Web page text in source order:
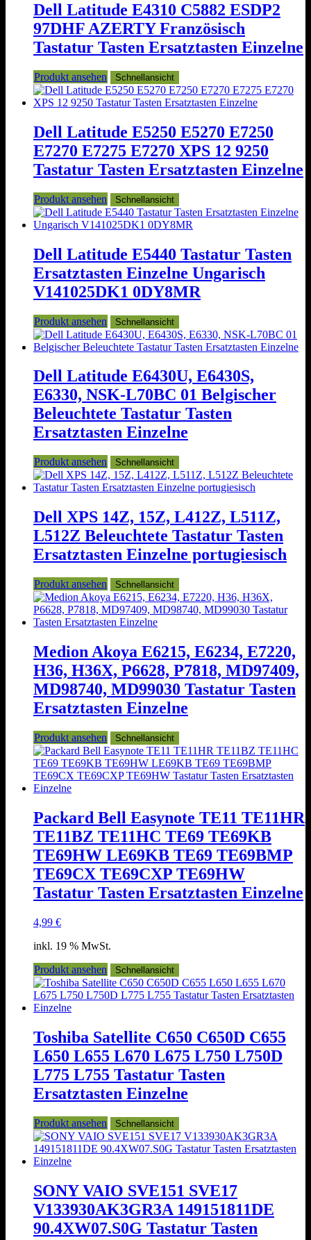
Dell Latitude E4310 C5882 ESDP2
97DHF AZERTY Französisch
Tastatur Tasten Ersatztasten Einzelne
Produkt ansehen Schnellansicht
Dell Latitude E5250 E5270 E7250
E7270 E7275 E7270 XPS 12 9250
Tastatur Tasten Ersatztasten Einzelne
Produkt ansehen Schnellansicht
Dell Latitude E5440 Tastatur Tasten
Ersatztasten Einzelne Ungarisch
V141025DK1 0DY8MR
Produkt ansehen Schnellansicht
Dell Latitude E6430U, E6430S,
E6330, NSK-L70BC 01 Belgischer
Beleuchtete Tastatur Tasten
Ersatztasten Einzelne
Produkt ansehen Schnellansicht
Dell XPS 14Z, 15Z, L412Z, L511Z,
L512Z Beleuchtete Tastatur Tasten
Ersatztasten Einzelne portugiesisch
Produkt ansehen Schnellansicht
Medion Akoya E6215, E6234, E7220,
H36, H36X, P6628, P7818, MD97409,
MD98740, MD99030 Tastatur Tasten
Ersatztasten Einzelne
Produkt ansehen Schnellansicht
Packard Bell Easynote TE11 TE11HR
TE11BZ TE11HC TE69 TE69KB
TE69HW LE69KB TE69 TE69BMP
TE69CX TE69CXP TE69HW
Tastatur Tasten Ersatztasten Einzelne
4,99 €
inkl. 19 % MwSt.
Produkt ansehen
Schnellansicht
Toshiba Satellite C650 C650D C655
L650 L655 L670 L675 L750 L750D
L775 L755 Tastatur Tasten
Ersatztasten Einzelne
Produkt ansehen Schnellansicht
SONY VAIO SVE151 SVE17
V133930AK3GR3A 149151811DE
90.4XW07.S0G Tastatur Tasten